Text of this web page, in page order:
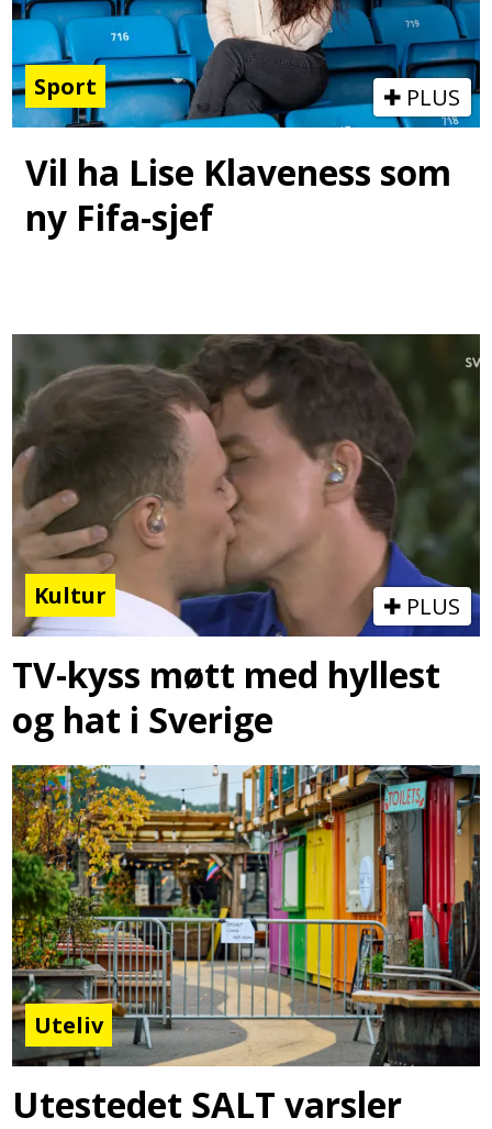
Sport PLUS
Vil ha Lise Klaveness som
ny Fifa-sjef
Kultur PLUS
TV-kyss møtt med hyllest
og hat i Sverige
Uteliv
Utestedet SALT varsler